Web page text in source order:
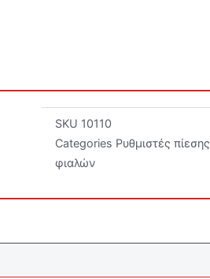
SKU 10110
Categories Ρυθμιστές πίεσης
φιαλών